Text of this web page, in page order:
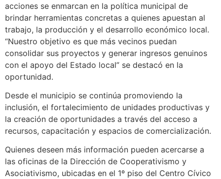
acciones se enmarcan en la política municipal de
brindar herramientas concretas a quienes apuestan al
trabajo, la producción y el desarrollo económico local.
“Nuestro objetivo es que más vecinos puedan
consolidar sus proyectos y generar ingresos genuinos
con el apoyo del Estado local” se destacó en la
oportunidad.
Desde el municipio se continúa promoviendo la
inclusión, el fortalecimiento de unidades productivas y
la creación de oportunidades a través del acceso a
recursos, capacitación y espacios de comercialización.
Quienes deseen más información pueden acercarse a
las oficinas de la Dirección de Cooperativismo y
Asociativismo, ubicadas en el 1º piso del Centro Cívico